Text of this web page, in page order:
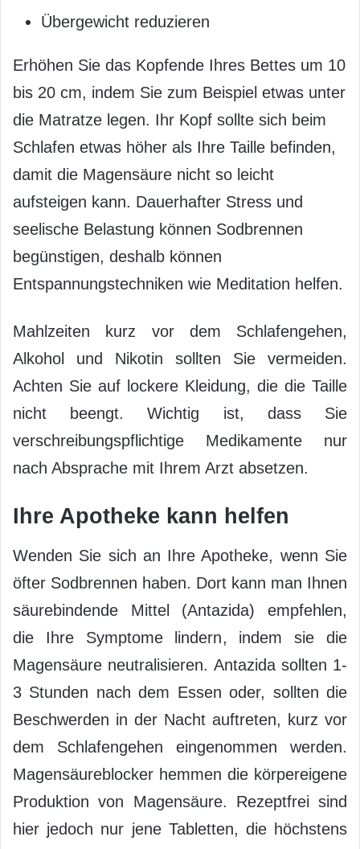
Übergewicht reduzieren
Erhöhen Sie das Kopfende Ihres Bettes um 10
bis 20 cm, indem Sie zum Beispiel etwas unter
die Matratze legen. Ihr Kopf sollte sich beim
Schlafen etwas höher als Ihre Taille befinden,
damit die Magensäure nicht so leicht
aufsteigen kann. Dauerhafter Stress und
seelische Belastung können Sodbrennen
begünstigen, deshalb können
Entspannungstechniken wie Meditation helfen.
Mahlzeiten kurz vor dem Schlafengehen,
Alkohol und Nikotin sollten Sie vermeiden.
Achten Sie auf lockere Kleidung, die die Taille
nicht beengt. Wichtig ist, dass Sie
verschreibungspflichtige Medikamente nur
nach Absprache mit Ihrem Arzt absetzen.
Ihre Apotheke kann helfen
Wenden Sie sich an Ihre Apotheke, wenn Sie
öfter Sodbrennen haben. Dort kann man Ihnen
säurebindende Mittel (Antazida) empfehlen,
die Ihre Symptome lindern, indem sie die
Magensäure neutralisieren. Antazida sollten 1-
3 Stunden nach dem Essen oder, sollten die
Beschwerden in der Nacht auftreten, kurz vor
dem Schlafengehen eingenommen werden.
Magensäureblocker hemmen die körpereigene
Produktion von Magensäure. Rezeptfrei sind
hier jedoch nur jene Tabletten, die höchstens